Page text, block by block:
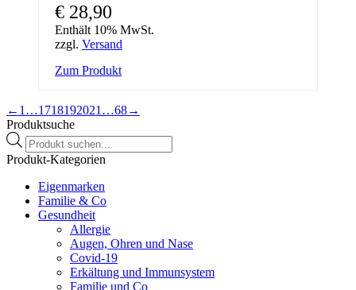
€ 28,90
Enthält 10% MwSt.
zzgl. Versand
Zum Produkt
← 1 …1718192021 …68→
Produktsuche
Products
search
Produkt-Kategorien
Eigenmarken
Familie & Co
Gesundheit
Allergie
Augen, Ohren und Nase
Covid-19
Erkältung und Immunsystem
Familie und Co